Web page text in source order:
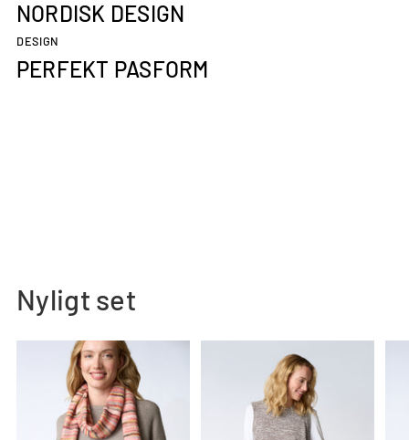
NORDISK DESIGN
DESIGN
PERFEKT PASFORM
Nyligt set